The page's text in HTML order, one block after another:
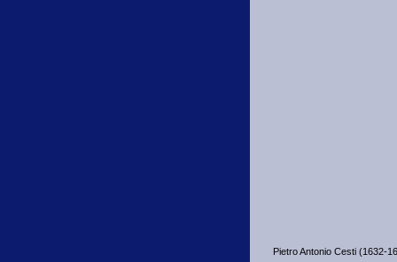
Pietro Antonio Cesti (1632-